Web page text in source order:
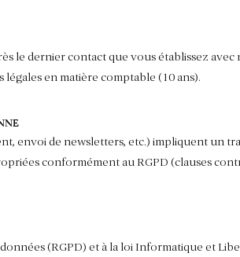
le dernier contact que vous établissez avec
en matière comptable (10 ans).
envoi de newsletters, etc.) impliquent un
conformément au RGPD (clauses
(RGPD) et à la loi Informatique et